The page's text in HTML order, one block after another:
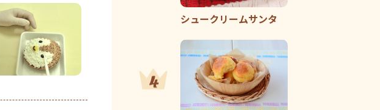
シュークリームサンタ